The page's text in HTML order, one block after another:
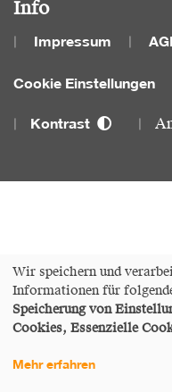
Info
Impressum
Cookie Einstellungen
Kontrast
Wir speichern und
Informationen für
Speicherung von
Cookies, Essenzielle
Mehr erfahren